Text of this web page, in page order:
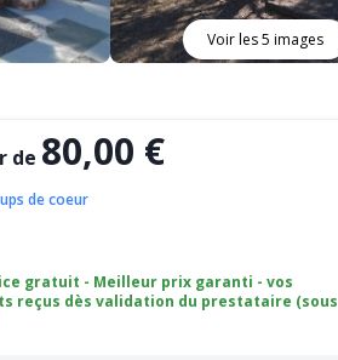
Voir les 5 images
de 80,00 €
de coeur
gratuit - Meilleur prix garanti - vos
reçus dès validation du prestataire (sous